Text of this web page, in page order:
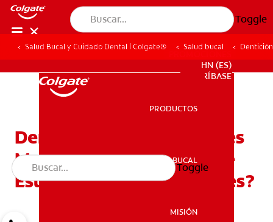
Toggle
SALUD BUCAL
HN (ES)
SUSCRÍBASE
PRODUCTOS
SALUD BUCAL
MISIÓN
Toggle
Salud Bucal y Cuidado Dental | Colgate® Salud bucal
Dentición En Bebés DeTres
Meses: ¿Cómo Saber Si Le
Están Saliendo Los Dientes?